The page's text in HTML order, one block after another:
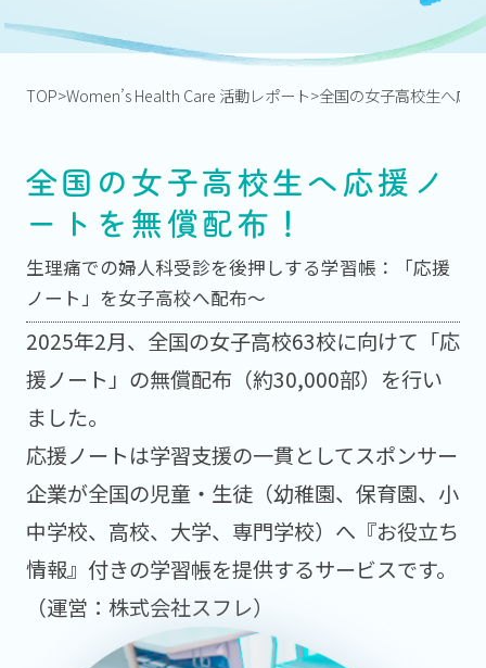
TOP Women’s Health Care 活動レポート 全国の女子高校生へ応
全国の女子高校生へ応援ノ
ートを無償配布！
生理痛での婦人科受診を後押しする学習帳：「応援
ノート」を女子高校へ配布～
2025年2月、全国の女子高校63校に向けて「応
援ノート」の無償配布（約30,000部）を行い
ました。
応援ノートは学習支援の一貫としてスポンサー
企業が全国の児童・生徒（幼稚園、保育園、小
中学校、高校、大学、専門学校）へ『お役立ち
情報』付きの学習帳を提供するサービスです。
（運営：株式会社スフレ）